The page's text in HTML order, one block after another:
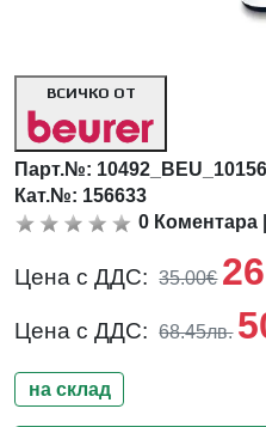
ВСИЧКО ОТ
Парт.№:
Кат.№: 156633
0 Коментара
Цена с ДДС: 35.00€
Цена с ДДС: 68.45лв.
на склад